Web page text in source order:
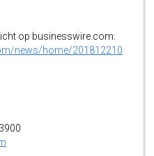
op businesswire.com:
news/home/201812210